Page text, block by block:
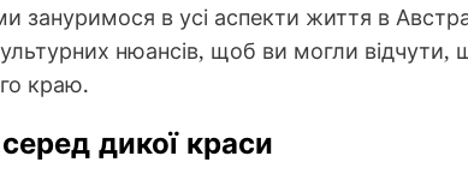
зануримося в усі аспекти життя в
нюансів, щоб ви могли відчути,
краю.
дикої краси